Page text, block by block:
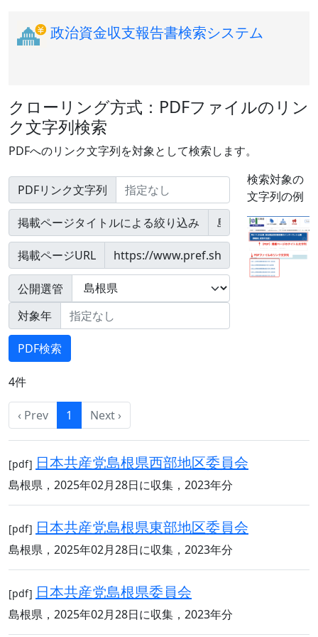
政治資金収支報告書検索システム
クローリング方式：PDFファイルのリン
ク文字列検索
PDFへのリンク文字列を対象として検索します。
PDFリンク文字列
掲載ページタイトルによる絞り込み
掲載ページURL
公開選管
対象年
検索対象の
文字列の例
4件
‹ Prev 1 Next ›
[pdf] 日本共産党島根県西部地区委員会
島根県，2025年02月28日に収集，2023年分
[pdf] 日本共産党島根県東部地区委員会
島根県，2025年02月28日に収集，2023年分
[pdf] 日本共産党島根県委員会
島根県，2025年02月28日に収集，2023年分